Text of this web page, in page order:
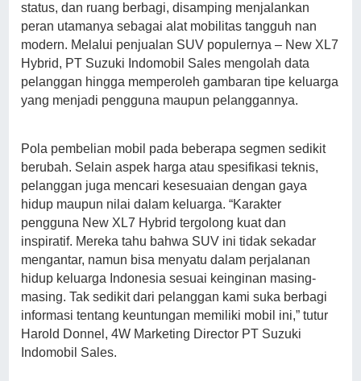
status, dan ruang berbagi, disamping menjalankan
peran utamanya sebagai alat mobilitas tangguh nan
modern. Melalui penjualan SUV populernya – New XL7
Hybrid, PT Suzuki Indomobil Sales mengolah data
pelanggan hingga memperoleh gambaran tipe keluarga
yang menjadi pengguna maupun pelanggannya.
Pola pembelian mobil pada beberapa segmen sedikit
berubah. Selain aspek harga atau spesifikasi teknis,
pelanggan juga mencari kesesuaian dengan gaya
hidup maupun nilai dalam keluarga. “Karakter
pengguna New XL7 Hybrid tergolong kuat dan
inspiratif. Mereka tahu bahwa SUV ini tidak sekadar
mengantar, namun bisa menyatu dalam perjalanan
hidup keluarga Indonesia sesuai keinginan masing-
masing. Tak sedikit dari pelanggan kami suka berbagi
informasi tentang keuntungan memiliki mobil ini,” tutur
Harold Donnel, 4W Marketing Director PT Suzuki
Indomobil Sales.